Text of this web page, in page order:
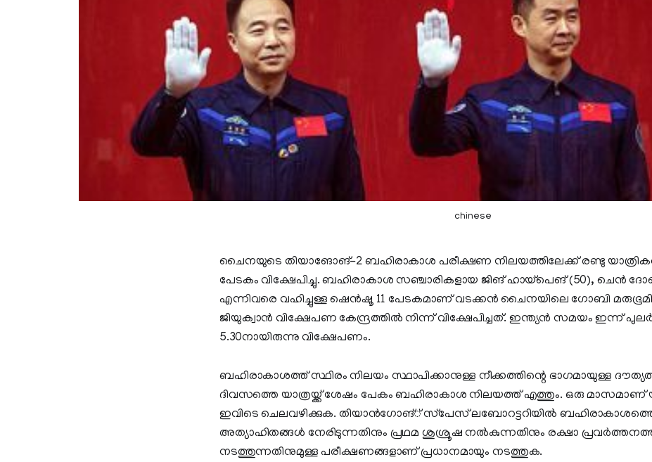
chinese
ചൈനയുടെ തിയാങോങ്-2 ബഹിരാകാശ പരീക്ഷണ നിലയത്തിലേക്ക് രണ്ടു
പേടകം വിക്ഷേപിച്ചു. ബഹിരാകാശ സഞ്ചാരികളായ ജിങ് ഹായ്‌പെങ് (50), ചെന്‍
എന്നിവരെ വഹിച്ചുള്ള ഷെന്‍ഷൂ 11 പേടകമാണ് വടക്കന്‍ ചൈനയിലെ ഗോബി
ജിയുക്വാന്‍ വിക്ഷേപണ കേന്ദ്രത്തില്‍ നിന്ന് വിക്ഷേപിച്ചത്. ഇന്ത്യന്‍ സമയം ഇന്ന്
5.30നായിരുന്നു വിക്ഷേപണം.
ബഹിരാകാശത്ത് സ്ഥിരം നിലയം സ്ഥാപിക്കാനുള്ള നീക്കത്തിന്റെ ഭാഗമായുള്ള
ദിവസത്തെ യാത്രയ്ക്ക് ശേഷം പേകം ബഹിരാകാശ നിലയത്ത് എത്തും. ഒരു മാസമാണ്
ഇവിടെ ചെലവഴിക്കുക. തിയാന്‍ഗോങ്് സ്‌പേസ് ലബോറട്ടറിയില്‍
അത്യാഹിതങ്ങള്‍ നേരിടുന്നതിനും പ്രഥമ ശുശ്രൂഷ നല്‍കുന്നതിനും രക്ഷാ
നടത്തുന്നതിനുമുള്ള പരീക്ഷണങ്ങളാണ് പ്രധാനമായും നടത്തുക.